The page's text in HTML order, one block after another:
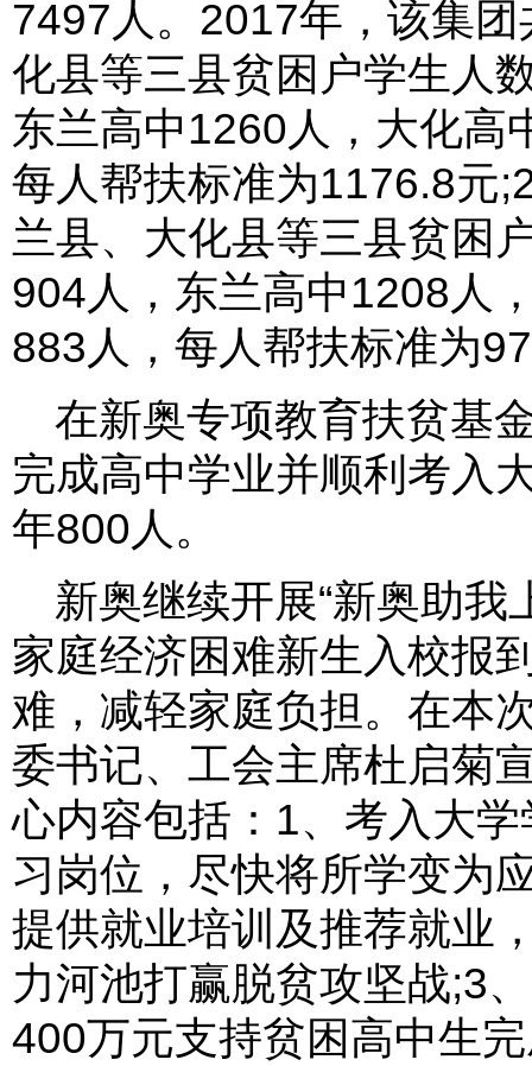
7497人。2017年，该集
化县等三县贫困户学生人
东兰高中1260人，大化高
每人帮扶标准为1176.8元
兰县、大化县等三县贫困
904人，东兰高中1208人
883人，每人帮扶标准为
在新奥专项教育扶贫基
完成高中学业并顺利考入
年800人。
新奥继续开展“新奥助我
家庭经济困难新生入校报
难，减轻家庭负担。在本
委书记、工会主席杜启菊
心内容包括：1、考入大
习岗位，尽快将所学变为
提供就业培训及推荐就业
力河池打赢脱贫攻坚战;3
400万元支持贫困高中生